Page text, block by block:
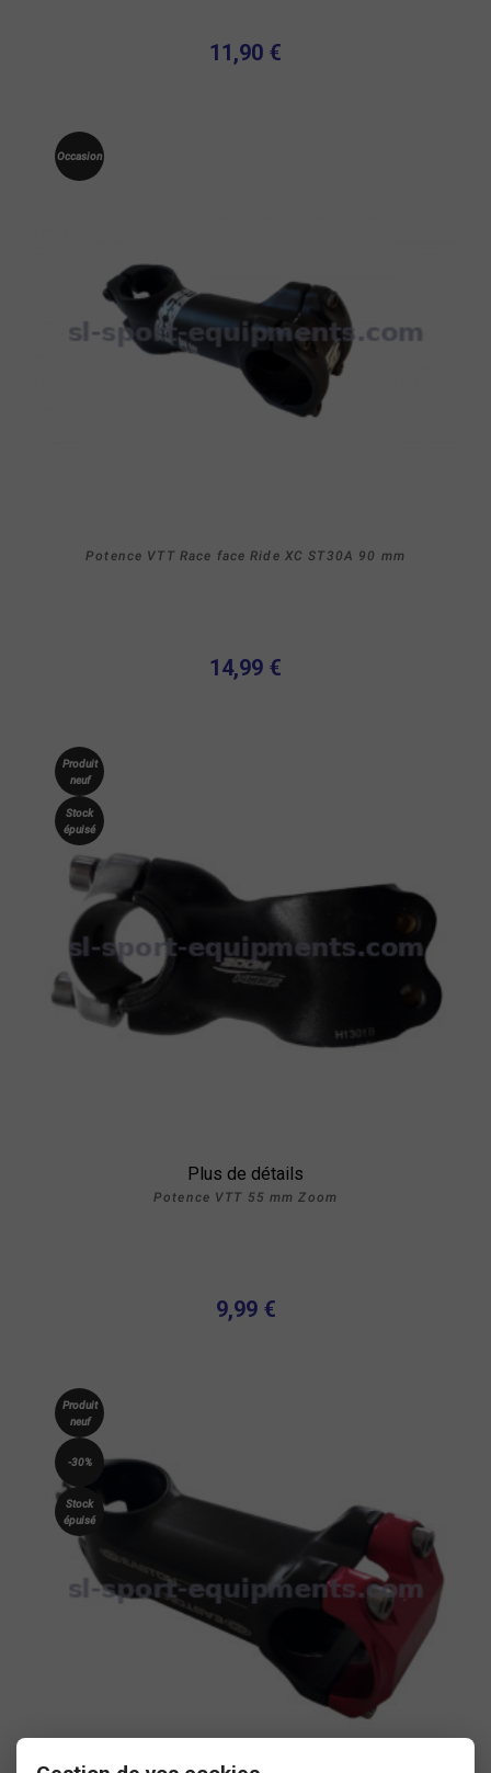
11,90 €
Occasion
Potence VTT Race face Ride XC ST30A 90 mm
14,99 €
Plus de détails
Produit
neuf
Stock
épuisé
Potence VTT 55 mm Zoom
9,99 €
Produit
neuf
-30%
Stock
épuisé